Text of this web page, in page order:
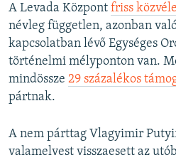
A Levada Központ friss
névleg független, azonban
kapcsolatban lévő Egységes
történelmi mélyponton van.
mindössze 29 százalékos
pártnak.
A nem párttag Vlagyimir
valamelyest visszaesett az